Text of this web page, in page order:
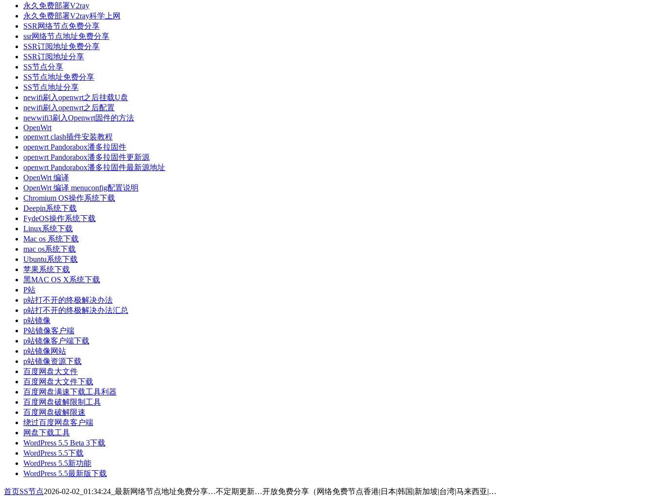
永久免费部署V2ray
永久免费部署V2ray科学上网
SSR网络节点免费分享
ssr网络节点地址免费分享
SSR订阅地址免费分享
SSR订阅地址分享
SS节点分享
SS节点地址免费分享
SS节点地址分享
newifi刷入openwrt之后挂载U盘
newifi刷入openwrt之后配置
newwifi3刷入Openwrt固件的方法
OpenWrt
openwrt clash插件安装教程
openwrt Pandorabox潘多拉固件
openwrt Pandorabox潘多拉固件更新源
openwrt Pandorabox潘多拉固件最新源地址
OpenWrt 编译
OpenWrt 编译 menuconfig配置说明
Chromium OS操作系统下载
Deepin系统下载
FydeOS操作系统下载
Linux系统下载
Mac os 系统下载
mac os系统下载
Ubuntu系统下载
苹果系统下载
黑MAC OS X系统下载
P站
p站打不开的终极解决办法
p站打不开的终极解决办法汇总
p站镜像
P站镜像客户端
p站镜像客户端下载
p站镜像网站
p站镜像资源下载
百度网盘大文件
百度网盘大文件下载
百度网盘满速下载工具利器
百度网盘破解限制工具
百度网盘破解限速
绕过百度网盘客户端
网盘下载工具
WordPress 5.5 Beta 3下载
WordPress 5.5下载
WordPress 5.5新功能
WordPress 5.5最新版下载
首页SS节点2026-02-02_01:34:24_最新网络节点地址免费分享…不定期更新…开放免费分享（网络免费节点香港|日本|韩国|新加坡|台湾|马来西亚|…